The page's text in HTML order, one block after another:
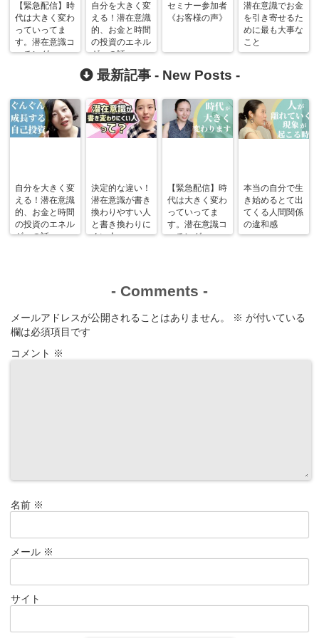
【緊急配信】時
代は大きく変わ
っていってま
す。潜在意識コ
ーチング
自分を大きく変
える！潜在意識
的、お金と時間
の投資のエネル
ギーの話。
セミナー参加者
《お客様の声》
潜在意識でお金
を引き寄せるた
めに最も大事な
こと
最新記事 - New Posts -
自分を大きく変
える！潜在意識
的、お金と時間
の投資のエネル
ギーの話。
決定的な違い！
潜在意識が書き
換わりやすい人
と書き換わりに
くい人。
【緊急配信】時
代は大きく変わ
っていってま
す。潜在意識コ
ーチング
本当の自分で生
き始めるとて出
てくる人間関係
の違和感
- Comments -
メールアドレスが公開されることはありません。 ※ が付いている
欄は必須項目です
コメント ※
名前 ※
メール ※
サイト